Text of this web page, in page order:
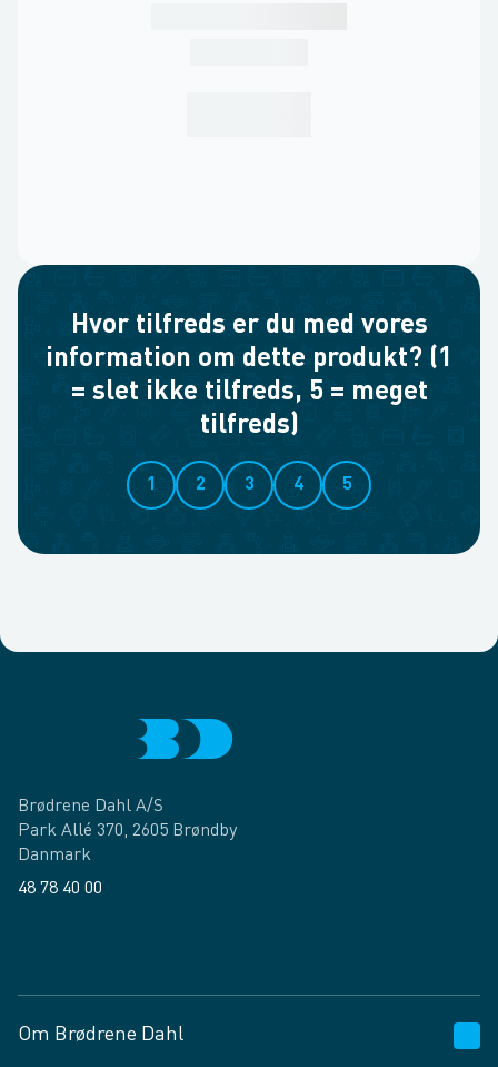
Hvor tilfreds er du med vores
information om dette produkt? (1
= slet ikke tilfreds, 5 = meget
tilfreds)
1 2 3 4 5
Brødrene Dahl A/S
Park Allé 370, 2605 Brøndby
Danmark
48 78 40 00
Om Brødrene Dahl